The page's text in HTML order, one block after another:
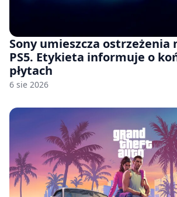
Sony umieszcza ostrzeżenia
PS5. Etykieta informuje o
płytach
6 sie 2026